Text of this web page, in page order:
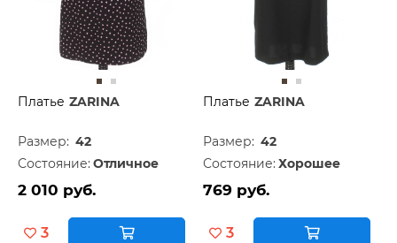
Платье ZARINA
Размер: 42
Состояние: Отличное
2 010 руб.
3
Платье ZARINA
Размер: 42
Состояние: Хорошее
769 руб.
3